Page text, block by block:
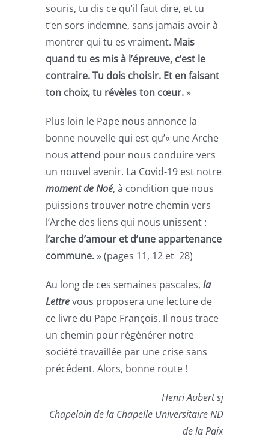
souris, tu dis ce qu’il faut dire, et tu
t‘en sors indemne, sans jamais avoir à
montrer qui tu es vraiment. Mais
quand tu es mis à l’épreuve, c’est le
contraire. Tu dois choisir. Et en faisant
ton choix, tu révèles ton cœur.»
Plus loin le Pape nous annonce la
bonne nouvelle qui est qu’« une Arche
nous attend pour nous conduire vers
un nouvel avenir. La Covid-19 est notre
moment de Noé, à condition que nous
puissions trouver notre chemin vers
l’Arche des liens qui nous unissent :
l’arche d’amour et d’une appartenance
commune.» (pages 11, 12 et 28)
Au long de ces semaines pascales, la
Lettrevous proposera une lecture de
ce livre du Pape François. Il nous trace
un chemin pour régénérer notre
société travaillée par une crise sans
précédent. Alors, bonne route !
Henri Aubert sj
Chapelain de la Chapelle Universitaire ND
de la Paix